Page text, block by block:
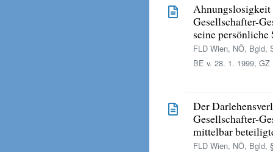
Gesellschafter-
seine
FLD Wien, NÖ, Bgld,
BE v. 28. 1. 1999, GZ
Der
Gesellschafter-
mittelbar
FLD Wien, NÖ, Bgld,